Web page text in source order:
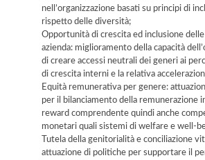
nell’organizzazione basati su principi di
rispetto delle diversità;
Opportunità di crescita ed inclusione
azienda: miglioramento della capacità
di creare accessi neutrali dei generi ai
di crescita interni e la relativa
Equità remunerativa per genere:
per il bilanciamento della remunerazione
reward comprendente quindi anche
monetari quali sistemi di welfare e well-
Tutela della genitorialità e conciliazione
attuazione di politiche per supportare il